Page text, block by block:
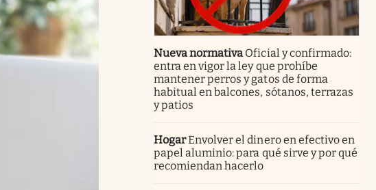
Nueva normativa Oficial y confirmado:
entra en vigor la ley que prohíbe
mantener perros y gatos de forma
habitual en balcones, sótanos, terrazas
y patios
HogarEnvolver el dinero en efectivo en
papel aluminio: para qué sirve y por qué
recomiendan hacerlo